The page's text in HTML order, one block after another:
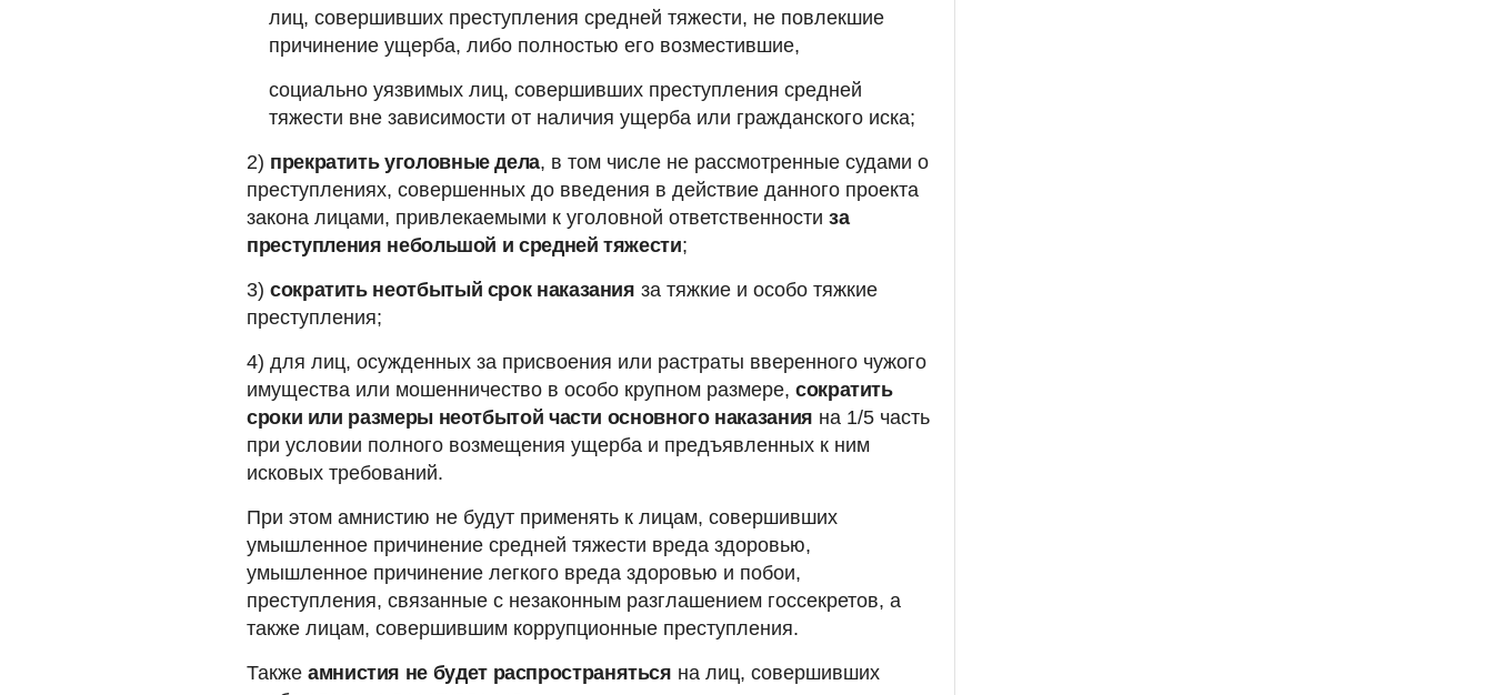
лиц, совершивших преступления средней тяжести, не повлекшие
причинение ущерба, либо полностью его возместившие,
социально уязвимых лиц, совершивших преступления средней
тяжести вне зависимости от наличия ущерба или гражданского иска;
2) прекратить уголовные дела, в том числе не рассмотренные судами о
преступлениях, совершенных до введения в действие данного проекта
закона лицами, привлекаемыми к уголовной ответственности за
преступления небольшой и средней тяжести;
3) сократить неотбытый срок наказания за тяжкие и особо тяжкие
преступления;
4) для лиц, осужденных за присвоения или растраты вверенного чужого
имущества или мошенничество в особо крупном размере, сократить
сроки или размеры неотбытой части основного наказания на 1/5 часть
при условии полного возмещения ущерба и предъявленных к ним
исковых требований.
При этом амнистию не будут применять к лицам, совершивших
умышленное причинение средней тяжести вреда здоровью,
умышленное причинение легкого вреда здоровью и побои,
преступления, связанные с незаконным разглашением госсекретов, а
также лицам, совершившим коррупционные преступления.
Также амнистия не будет распространяться на лиц, совершивших